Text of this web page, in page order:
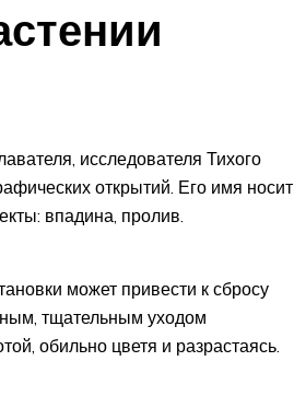
исследователя Тихого
открытий. Его имя носит
впадина, пролив.
может привести к сбросу
тщательным уходом
обильно цветя и разрастаясь.